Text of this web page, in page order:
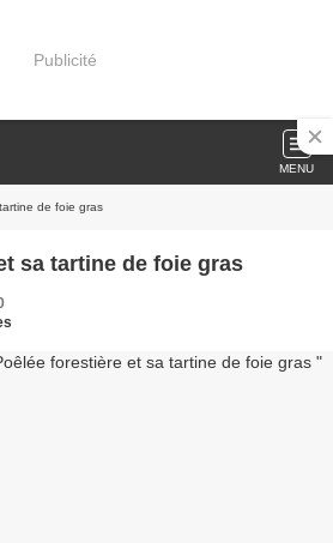
Publicité
MENU
de foie gras
sa tartine de foie gras